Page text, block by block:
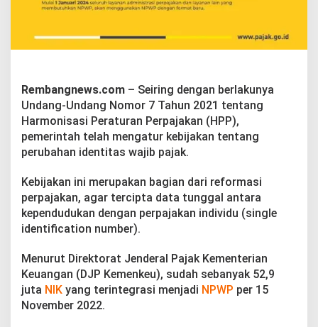
Rembangnews.com – Seiring dengan berlakunya
Undang-Undang Nomor 7 Tahun 2021 tentang
Harmonisasi Peraturan Perpajakan (HPP),
pemerintah telah mengatur kebijakan tentang
perubahan identitas wajib pajak.
Kebijakan ini merupakan bagian dari reformasi
perpajakan, agar tercipta data tunggal antara
kependudukan dengan perpajakan individu (single
identification number).
Menurut Direktorat Jenderal Pajak Kementerian
Keuangan (DJP Kemenkeu), sudah sebanyak 52,9
juta NIK yang terintegrasi menjadi NPWP per 15
November 2022.